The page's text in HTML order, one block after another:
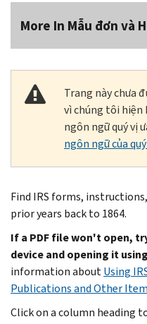
More In Mẫu đơn và
Trang này chưa
vì chúng tôi hiện
ngôn ngữ quý vị
ngôn ngữ của
Find IRS forms,
prior years back to 1864.
If a PDF file won't open,
device and opening it
information aboutUsing
Publications and Other
Click on a column heading